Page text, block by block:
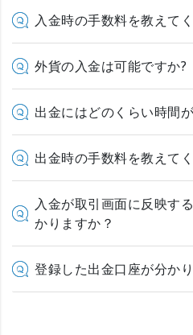
入金時の手数料を教えてく
外貨の入金は可能ですか?
出金にはどのくらい時間
出金時の手数料を教えてく
入金が取引画面に反映す
かりますか？
登録した出金口座が分かり